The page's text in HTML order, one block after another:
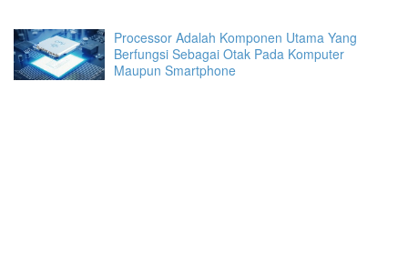
Processor Adalah Komponen Utama Yang
Berfungsi Sebagai Otak Pada Komputer
Maupun Smartphone